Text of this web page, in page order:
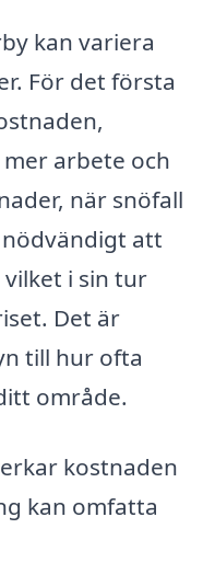
kan variera
För det första
arbete och
när snöfall
att
i sin tur
Det är
till hur ofta
område.
kostnaden
kan omfatta